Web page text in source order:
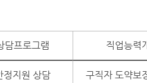
담프로그램 직업능력
정지원 상담 구직자 도약보